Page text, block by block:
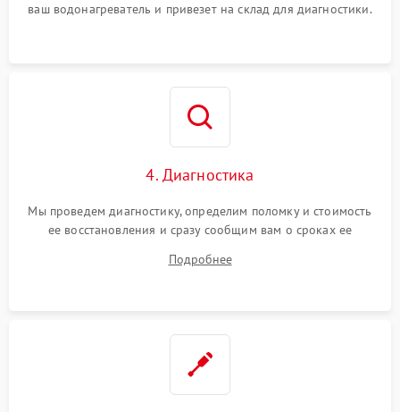
ваш водонагреватель и привезет на склад для диагностики.
4. Диагностика
Мы проведем диагностику, определим поломку и стоимость
ее восстановления и сразу сообщим вам о сроках ее
Подробнее